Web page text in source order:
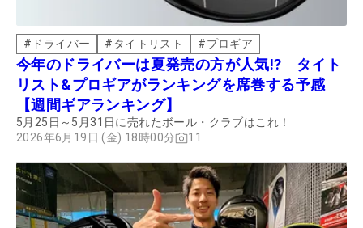
# ドライバー # タイトリスト #プロギア
今年のドライバーは夏発売の方が人気!? タイト
リスト&プロギアがランキングを席巻する予感
【週間ギアランキング】
5月25日～5月31日に売れたボール・クラブはこれ！
2026年6月19日 (金) 18時00分
11